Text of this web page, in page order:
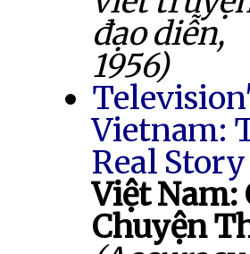
đạo diễn,
1956)
Vietnam:
Real Story
Việt Nam:
Chuyện